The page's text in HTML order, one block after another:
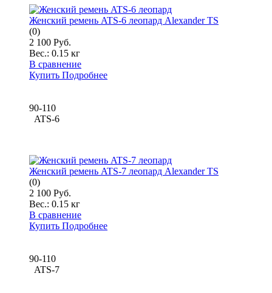
Женский ремень ATS-6 леопард Alexander TS
(0)
2 100 Руб.
Вес.: 0.15 кг
В сравнение
Купить Подробнее
90-110
ATS-6
Женский ремень ATS-7 леопард Alexander TS
(0)
2 100 Руб.
Вес.: 0.15 кг
В сравнение
Купить Подробнее
90-110
ATS-7